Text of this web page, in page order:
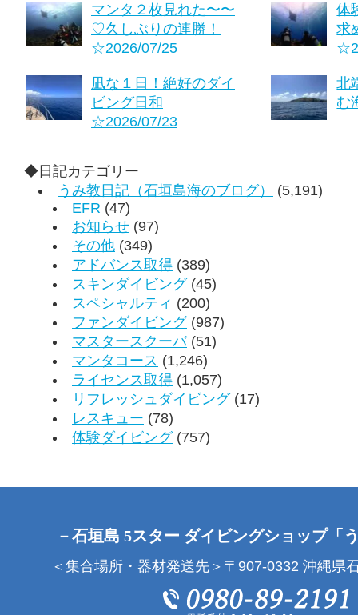
マンタ２枚見れた〜〜
♡久しぶりの連勝！
☆2026/07/25
体
求
凪な１日！絶好のダイ
ビング日和
☆2026/07/23
北
む
◆日記カテゴリー
うみ教日記（石垣島海のブログ）
(5,191)
EFR (47)
お知らせ (97)
その他 (349)
アドバンス取得 (389)
スキンダイビング(45)
スペシャルティ (200)
ファンダイビング(987)
マスタースクーバ(51)
マンタコース (1,246)
ライセンス取得 (1,057)
リフレッシュダイビング(17)
レスキュー (78)
体験ダイビング(757)
－石垣島 5スター ダイビングショップ「
＜集合場所・器材発送先＞〒907-0332 沖縄県